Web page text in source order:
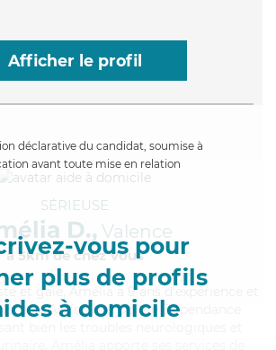
Afficher le profil
déclarative du candidat, soumise à
avant toute mise en relation
vous pour
plus de profils
à domicile
SÉRIEUSE
D., Valence
à 5km de chez Vous
et gaie, Amélia a 9 ans d'expérience et
d'Assistante De Vie Dépendance